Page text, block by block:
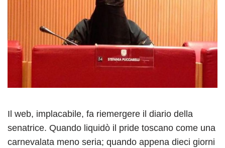
Il web, implacabile, fa riemergere il diario della
senatrice. Quando liquidò il pride toscano come una
carnevalata meno seria; quando appena dieci giorni